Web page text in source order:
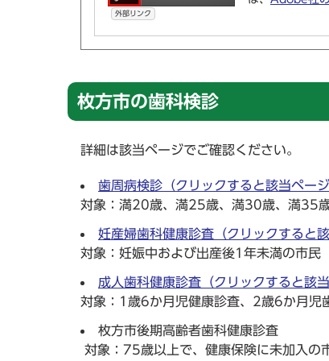
外部リンク
枚方市の歯科検診
詳細は該当ページでご確認ください。
歯周病検診（クリックすると該当ペー
対象：満20歳、満25歳、満30歳、満35
妊産婦歯科健康診査（クリックすると
対象：妊娠中および出産後1年未満の市民
成人歯科健康診査（クリックすると該
対象：1歳6か月児健康診査、2歳6か月児
枚方市後期高齢者歯科健康診査
対象：75歳以上で、健康保険に未加入の